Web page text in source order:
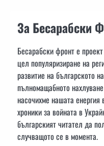
За Бесарабски
Бесарабски фронт е
цел популяризиране на
развитие на българското
пълномащабното
насочихме нашата
хроники за войната в
българският читател да
случващото се в момента.